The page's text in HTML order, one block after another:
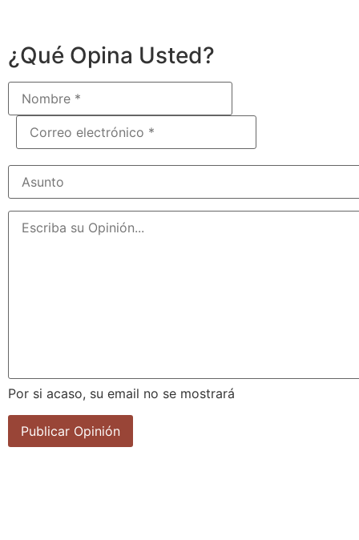
¿Qué Opina Usted?
Por si acaso, su email no se mostrará